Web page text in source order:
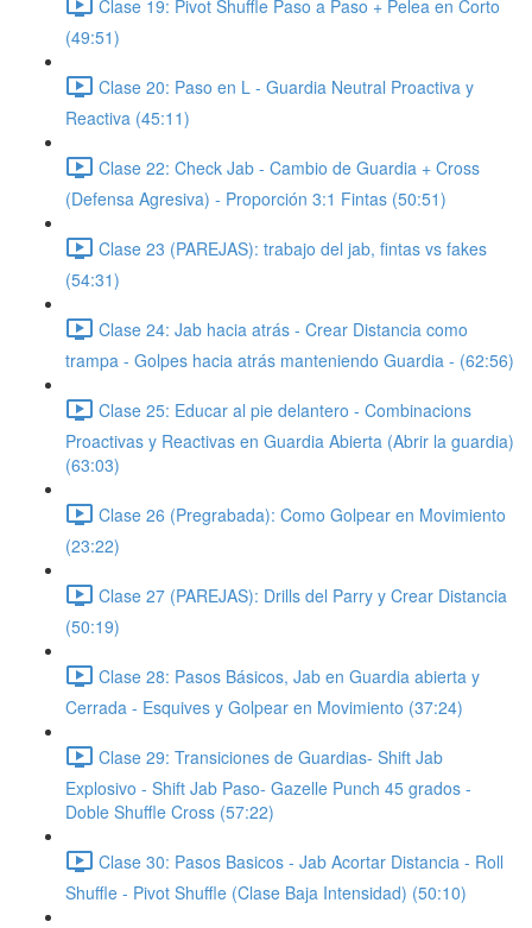
Clase 19: Pivot Shuffle Paso a Paso + Pelea en Corto
(49:51)
Clase 20: Paso en L - Guardia Neutral Proactiva y
Reactiva (45:11)
Clase 22: Check Jab - Cambio de Guardia + Cross
(Defensa Agresiva) - Proporción 3:1 Fintas (50:51)
Clase 23 (PAREJAS): trabajo del jab, fintas vs fakes
(54:31)
Clase 24: Jab hacia atrás - Crear Distancia como
trampa - Golpes hacia atrás manteniendo Guardia - (62:56)
Clase 25: Educar al pie delantero - Combinacions
Proactivas y Reactivas en Guardia Abierta (Abrir la guardia)
(63:03)
Clase 26 (Pregrabada): Como Golpear en Movimiento
(23:22)
Clase 27 (PAREJAS): Drills del Parry y Crear Distancia
(50:19)
Clase 28: Pasos Básicos, Jab en Guardia abierta y
Cerrada - Esquives y Golpear en Movimiento (37:24)
Clase 29: Transiciones de Guardias- Shift Jab
Explosivo - Shift Jab Paso- Gazelle Punch 45 grados -
Doble Shuffle Cross (57:22)
Clase 30: Pasos Basicos - Jab Acortar Distancia - Roll
Shuffle - Pivot Shuffle (Clase Baja Intensidad) (50:10)